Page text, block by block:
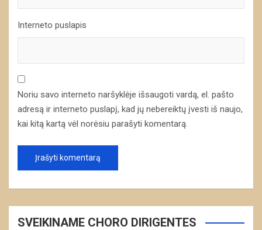
Interneto puslapis
Noriu savo interneto naršyklėje išsaugoti vardą, el. pašto
adresą ir interneto puslapį, kad jų nebereiktų įvesti iš naujo,
kai kitą kartą vėl norėsiu parašyti komentarą.
SVEIKINAME CHORO DIRIGENTES